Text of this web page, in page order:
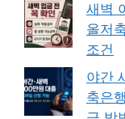
새벽
올저
조건
야간
축은